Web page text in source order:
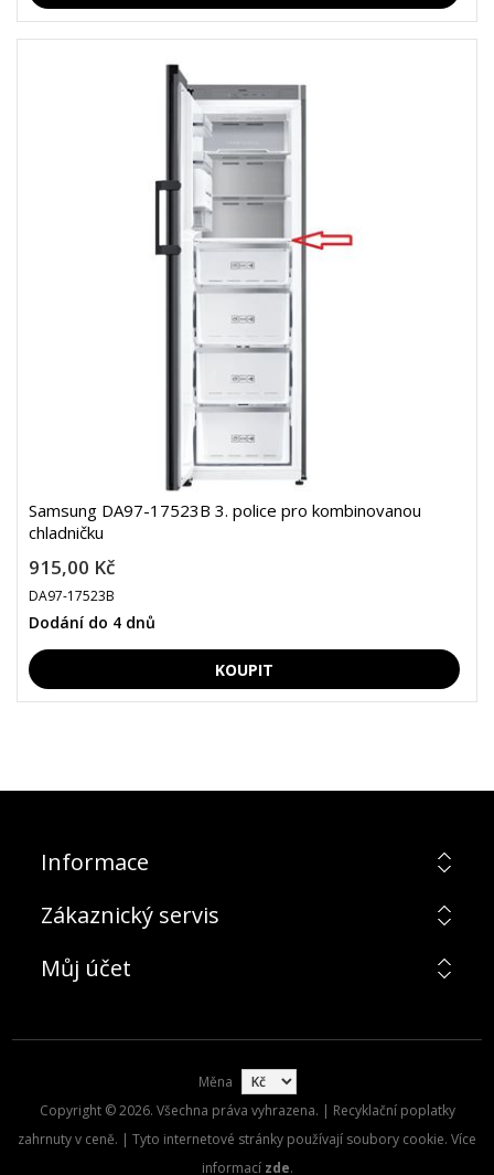
Samsung DA97-17523B 3. police pro kombinovanou
chladničku
915,00 Kč
DA97-17523B
Dodání do 4 dnů
Informace
Zákaznický servis
Můj účet
Měna
Copyright © 2026. Všechna práva vyhrazena. | Recyklační poplatky
zahrnuty v ceně. | Tyto internetové stránky používají soubory cookie. Více
informací zde.